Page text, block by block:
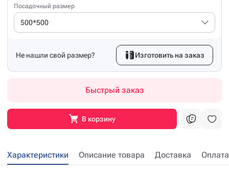
Посадочный размер
500*500
Не нашли свой размер? Изготовить на заказ
Быстрый заказ
В корзину
Характеристики Описание товара Доставка Оплата